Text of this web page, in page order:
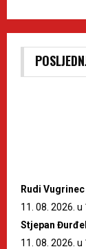
Rudi Vugrinec
11. 08. 2026.
Stjepan
11. 08. 2026.